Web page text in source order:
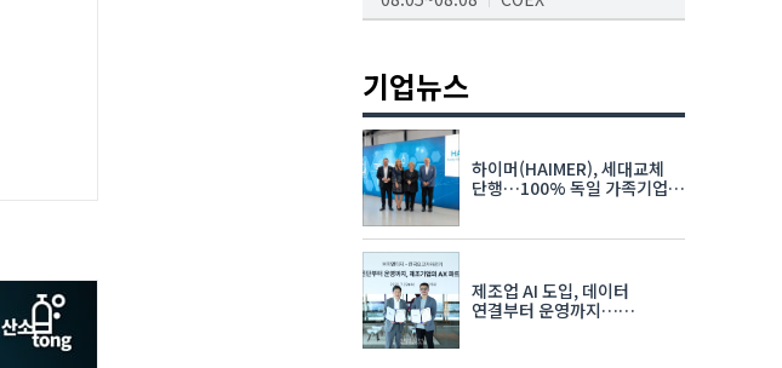
08.19~08.21
K-PRINT
08.19~08.22
자율주행모빌리티산업전
08.25~08.27
차세대 반도체 패키징 산업전
08.26~08.28 수원컨벤션센터
기업뉴스
하이머(HAIMER), 세대교체
단행…100% 독일 가족기업
제조업 AI 도입, 데이터
연결부터 운영까지…